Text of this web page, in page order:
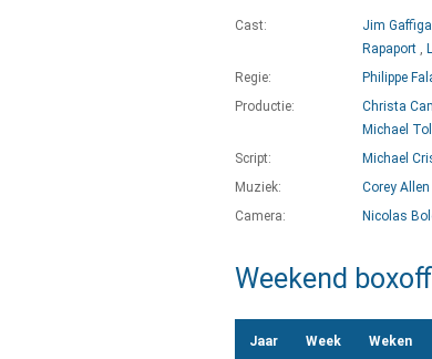
Cast: Jim
Rapaport ,
Regie:
Philippe
Productie:
Christa
Michael
Script:
Michael
Muziek:
Corey
Camera:
Nicolas
Weekend
Jaar Week Weken